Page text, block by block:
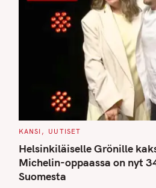
C
T
E
G
O
R
I
KANSI UUTISET
Helsinkiläiselle Grönille
Michelin-oppaassa on nyt
Suomesta